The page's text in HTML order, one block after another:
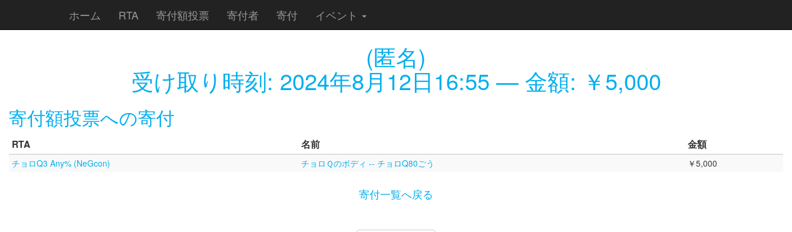
ホーム RTA 寄付額投票 寄付者 寄付 イベント
(匿名)
受け取り時刻: 2024年8月12日16:55 — 金額: ￥5,000
寄付額投票への寄付
RTA 名前 金額
チョロQ3 Any% (NeGcon) チョロＱのボディ -- チョロQ80ごう ￥5,000
寄付一覧へ戻る